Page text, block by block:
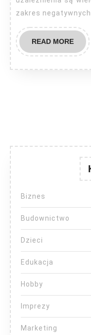
zakres
READ MOREREAD
MORE
Biznes
Budownictwo
Dzieci
Edukacja
Hobby
Imprezy
Marketing